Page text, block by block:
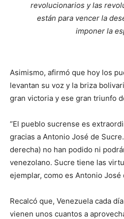
revolucionarios y las
están para vencer la
imponer la
Asimismo, afirmó que hoy los
levantan su voz y la briza
gran victoria y ese gran triunfo
“El pueblo sucrense es
gracias a Antonio José de
derecha) no han podido ni
venezolano. Sucre tiene las
ejemplar, como es Antonio José
Recalcó que, Venezuela cada
vienen unos cuantos a